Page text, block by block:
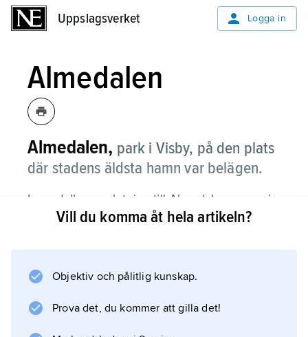
Uppslagsverket Logga in
Almedalen
Almedalen, park i Visby, på den plats
där stadens äldsta hamn var belägen.
I omedelbar anslutning till Almedalen reser sig
Visbys äldsta byggnad, Kruttornet, uppförd
Almedalsveckan
Vill du komma åt hela artikeln?
Objektiv och pålitlig kunskap.
Prova det, du kommer att gilla det!